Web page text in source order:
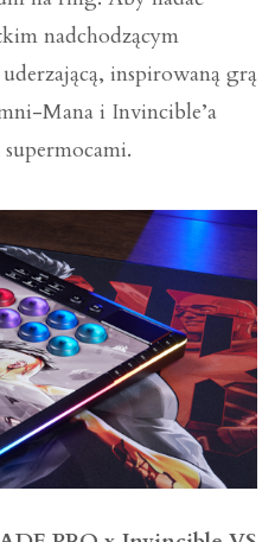
nadchodzącym
inspirowaną grą
Mana i Invincible’a